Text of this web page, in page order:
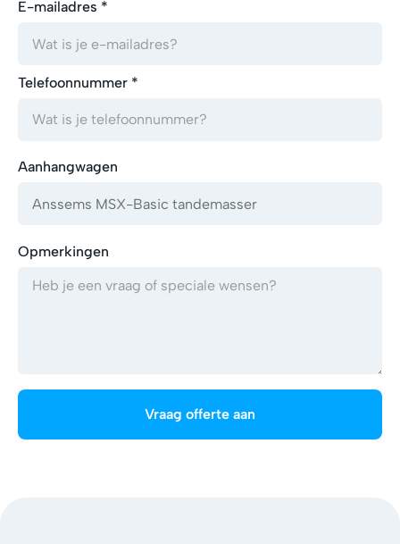
E-mailadres *
Telefoonnummer *
Aanhangwagen
Opmerkingen